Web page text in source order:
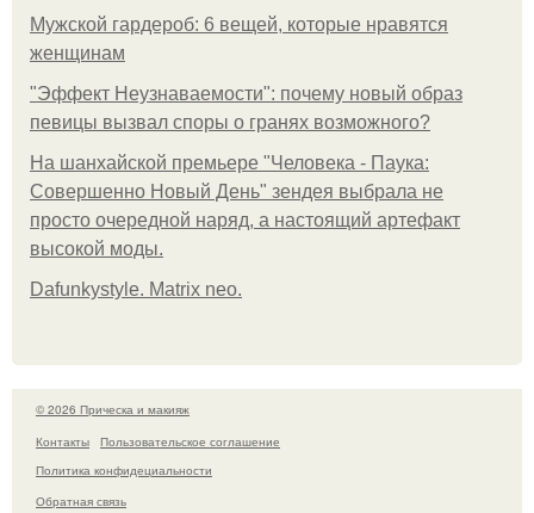
Мужской гардероб: 6 вещей, которые нравятся
женщинам
"Эффект Неузнаваемости": почему новый образ
певицы вызвал споры о гранях возможного?
На шанхайской премьере "Человека - Паука:
Совершенно Новый День" зендея выбрала не
просто очередной наряд, а настоящий артефакт
высокой моды.
Dafunkystyle. Matrix neo.
© 2026 Прическа и макияж
Контакты
Пользовательское соглашение
Политика конфидециальности
Обратная связь